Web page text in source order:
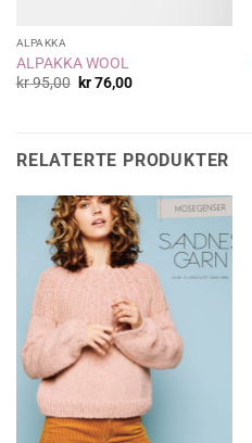
ALPAKKA
ALPAKKA WOOL
kr95,00 Opprinnelig
kr76,00Nåværende
RELATERTE PRODUKTER